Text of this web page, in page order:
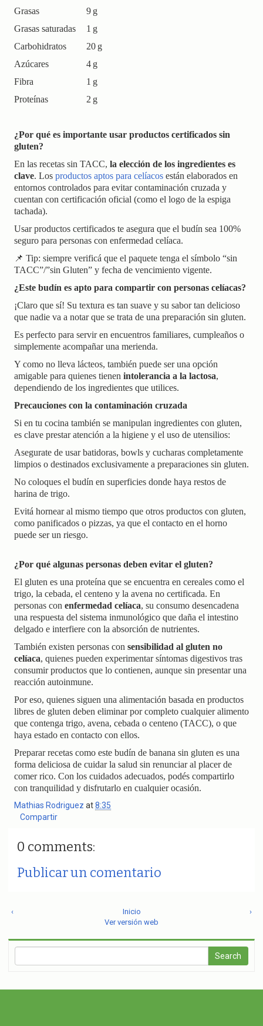
Grasas
9 g
Grasas saturadas
1 g
Carbohidratos
20 g
Azúcares
4 g
Fibra
1 g
Proteínas
2 g
¿Por qué es importante usar productos certificados sin
gluten?
En las recetas sin TACC, la elección de los ingredientes es
clave. Los productos aptos para celíacos están elaborados en
entornos controlados para evitar contaminación cruzada y
cuentan con certificación oficial (como el logo de la espiga
tachada).
Usar productos certificados te asegura que el budín sea 100%
seguro para personas con enfermedad celíaca.
📌 Tip: siempre verificá que el paquete tenga el símbolo “sin
TACC”/”sin Gluten” y fecha de vencimiento vigente.
¿Este budín es apto para compartir con personas celíacas?
¡Claro que sí! Su textura es tan suave y su sabor tan delicioso
que nadie va a notar que se trata de una preparación sin gluten.
Es perfecto para servir en encuentros familiares, cumpleaños o
simplemente acompañar una merienda.
Y como no lleva lácteos, también puede ser una opción
amigable para quienes tienen intolerancia a la lactosa,
dependiendo de los ingredientes que utilices.
Precauciones con la contaminación cruzada
Si en tu cocina también se manipulan ingredientes con gluten,
es clave prestar atención a la higiene y el uso de utensilios:
Asegurate de usar batidoras, bowls y cucharas completamente
limpios o destinados exclusivamente a preparaciones sin gluten.
No coloques el budín en superficies donde haya restos de
harina de trigo.
Evitá hornear al mismo tiempo que otros productos con gluten,
como panificados o pizzas, ya que el contacto en el horno
puede ser un riesgo.
¿Por qué algunas personas deben evitar el gluten?
El gluten es una proteína que se encuentra en cereales como el
trigo, la cebada, el centeno y la avena no certificada. En
personas con enfermedad celíaca, su consumo desencadena
una respuesta del sistema inmunológico que daña el intestino
delgado e interfiere con la absorción de nutrientes.
También existen personas con sensibilidad al gluten no
celíaca, quienes pueden experimentar síntomas digestivos tras
consumir productos que lo contienen, aunque sin presentar una
reacción autoinmune.
Por eso, quienes siguen una alimentación basada en productos
libres de gluten deben eliminar por completo cualquier alimento
que contenga trigo, avena, cebada o centeno (TACC), o que
haya estado en contacto con ellos.
Preparar recetas como este budín de banana sin gluten es una
forma deliciosa de cuidar la salud sin renunciar al placer de
comer rico. Con los cuidados adecuados, podés compartirlo
con tranquilidad y disfrutarlo en cualquier ocasión.
Mathias Rodriguez at8:35
Compartir
0 comments:
Publicar un comentario
‹ ›
Inicio
Ver versión web